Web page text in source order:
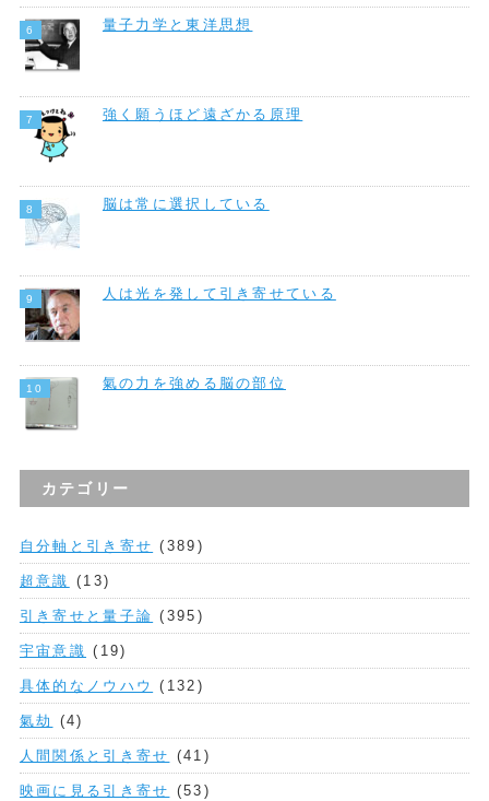
量子力学と東洋思想
強く願うほど遠ざかる原理
脳は常に選択している
人は光を発して引き寄せている
氣の力を強める脳の部位
カテゴリー
自分軸と引き寄せ (389)
超意識 (13)
引き寄せと量子論 (395)
宇宙意識 (19)
具体的なノウハウ (132)
氣劫 (4)
人間関係と引き寄せ (41)
映画に見る引き寄せ (53)